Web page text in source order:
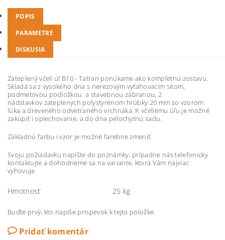
POPIS
PARAMETRE
DISKUSIA
Zateplený včelí úľ B10 - Tatran ponúkame ako kompletnú zostavu.
Skladá sa z vysokého dna s nerezovým vyťahovacím sitom,
podmetovou podložkou a stavebnou zábranou, 2
nádstavkov zateplených polystyrénom hrúbky 20 mm so vzorom
lúka a dreveného odvetraného vrchnáka. K včeliemu úľu je možné
zakúpiť i oplechovanie, a do dna peľochytnú sadu.
Základnú farbu i vzor je možné farebne zmeniť.
Svoju požiadavku napíšte do poznámky, prípadne nás telefonicky
kontaktujte a dohodneme sa na variante, ktorá Vám najviac
vyhovuje
Hmotnosť 25 kg
Buďte prvý, kto napíše príspevok k tejto položke.
Pridať komentár